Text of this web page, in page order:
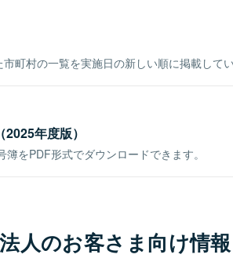
町村の一覧を実施日の新しい順に掲載してい
年度版）
をPDF形式でダウンロードできます。
人のお客さま向け情報